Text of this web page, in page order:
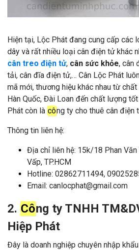
Hiện tại, Lộc Phát đang cung cấp các
dây và rất nhiều loại cân điện tử khác
cân treo điện tử, cân sức khỏe, cân
tải, cân đĩa điện tử,… Cân Lộc Phát
mã mới, thương hiệu khác nhau từ
Hàn Quốc, Đài Loan đến chất lượng
Phát còn là công ty cho thuê cân điện
Thông tin liên hệ:
Địa chỉ liên hệ: 15k/18 Phan Văn
Vấp, TP.HCM
Hotline: 02862711494,
Email: canlocphat@gmail.com
2. Công ty TNHH
Hiệp Phát
Đây là doanh nghiệp chuyên nhập